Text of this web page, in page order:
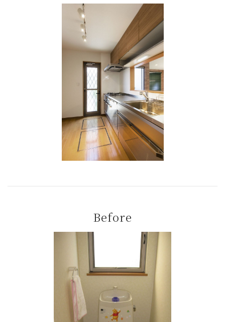
Before